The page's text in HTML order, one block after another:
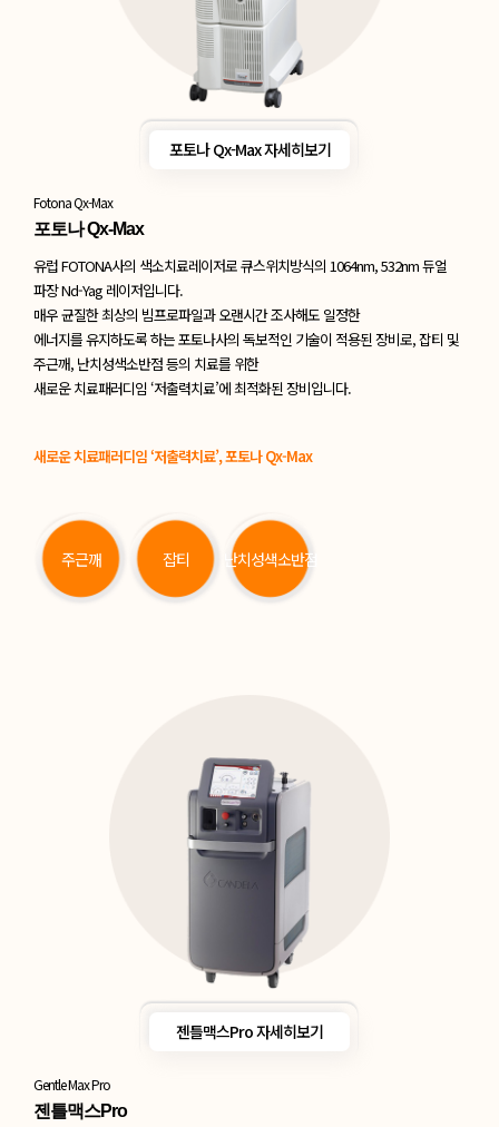
포토나 Qx-Max 자세히보기
Fotona Qx-Max
포토나 Qx-Max
유럽 FOTONA사의 색소치료레이저로 큐스위치방식의 1064nm, 532nm 듀얼
파장Nd-Yag 레이저입니다.
매우 균질한 최상의 빔프로파일과 오랜시간 조사해도 일정한
에너지를 유지하도록 하는 포토나사의 독보적인 기술이 적용된 장비로, 잡티 및
주근깨, 난치성색소반점 등의 치료를 위한
새로운 치료패러디임 ‘저출력치료’에 최적화된 장비입니다.
새로운 치료패러디임 ‘저출력치료’, 포토나 Qx-Max
주근깨 잡티 난치성색소반점
젠틀맥스Pro 자세히보기
Gentle Max Pro
젠틀맥스Pro